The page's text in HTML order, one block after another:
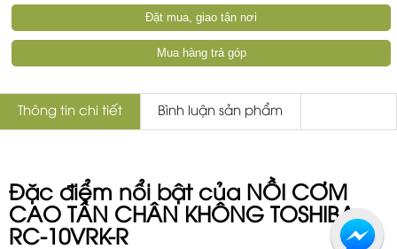
Đặt mua, giao tận nơi
Mua hàng trả góp
Thông tin chi tiết Bình luận sản phẩm
Đặc điểm nổi bật của NỒI CƠM
CAO TẦN CHÂN KHÔNG TOSHIBA
RC-10VRK-R